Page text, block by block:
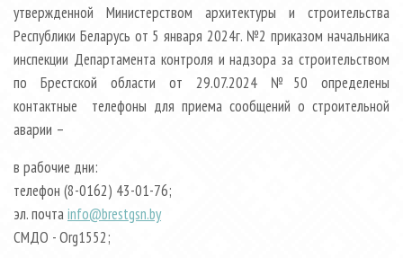
утвержденной Министерством архитектуры и строительства
Республики Беларусь от 5 января 2024г. №2 приказом начальника
инспекции Департамента контроля и надзора за строительством
по Брестской области от 29.07.2024 №50 определены
контактные телефоны для приема сообщений о строительной
аварии –
в рабочие дни:
телефон (8-0162) 43-01-76;
эл. почтаinfo@brestgsn.by
СМДО - Org1552;